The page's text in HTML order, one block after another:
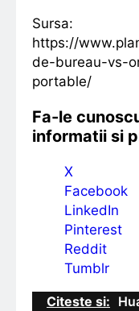
Sursa:
https://
de-bureau-vs-
portable/
Fa-le
informatii si
X
Facebook
LinkedIn
Pinterest
Reddit
Tumblr
Citeste si: